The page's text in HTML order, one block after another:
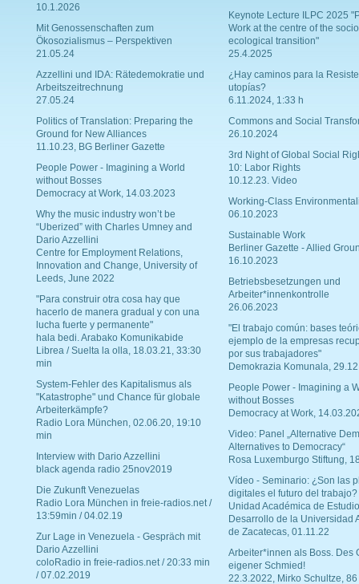
10.1.2026
Mit Genossenschaften zum
Ökosozialismus – Perspektiven
21.05.24
Azzellini und IDA: Rätedemokratie und
Arbeitszeitrechnung
27.05.24
Politics of Translation: Preparing the
Ground for New Alliances
11.10.23, BG Berliner Gazette
People Power - Imagining a World
without Bosses
Democracy at Work, 14.03.2023
Why the music industry won’t be
“Uberized” with Charles Umney and
Dario Azzellini
Centre for Employment Relations,
Innovation and Change, University of
Leeds, June 2022
"Para construir otra cosa hay que
hacerlo de manera gradual y con una
lucha fuerte y permanente"
hala bedi. Arabako Komunikabide
Librea / Suelta la olla, 18.03.21, 33:30
min
System-Fehler des Kapitalismus als
"Katastrophe" und Chance für globale
Arbeiterkämpfe?
Radio Lora München, 02.06.20, 19:10
min
Interview with Dario Azzellini
black agenda radio 25nov2019
Die Zukunft Venezuelas
Radio Lora München in freie-radios.net /
13:59min / 04.02.19
Zur Lage in Venezuela - Gespräch mit
Dario Azzellini
coloRadio in freie-radios.net / 20:33 min
/ 07.02.2019
Keynote Lecture ILPC 2025
Work at the centre of the
ecological transition"
25.4.2025
¿Hay caminos para la
utopías?
6.11.2024, 1:33 h
Commons and Social
26.10.2024
3rd Night of Global Social
10: Labor Rights
10.12.23. Video
Working-Class
06.10.2023
Sustainable Work
Berliner Gazette - Allied
16.10.2023
Betriebsbesetzungen und
Arbeiter*innenkontrolle
26.06.2023
"El trabajo común: bases
ejemplo de la empresas
por sus trabajadores"
Demokrazia Komunala,
People Power - Imagining a
without Bosses
Democracy at Work,
Video: Panel „Alternative
Alternatives to Democracy“
Rosa Luxemburgo Stiftung,
Vídeo - Seminario: ¿Son las
digitales el futuro del trabajo?
Unidad Académica de
Desarrollo de la Universidad
de Zacatecas, 01.11.22
Arbeiter*innen als Boss. Des
eigener Schmied!
22.3.2022, Mirko Schultze, 86